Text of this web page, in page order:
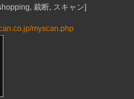
裁断, スキャン]
myscan.php